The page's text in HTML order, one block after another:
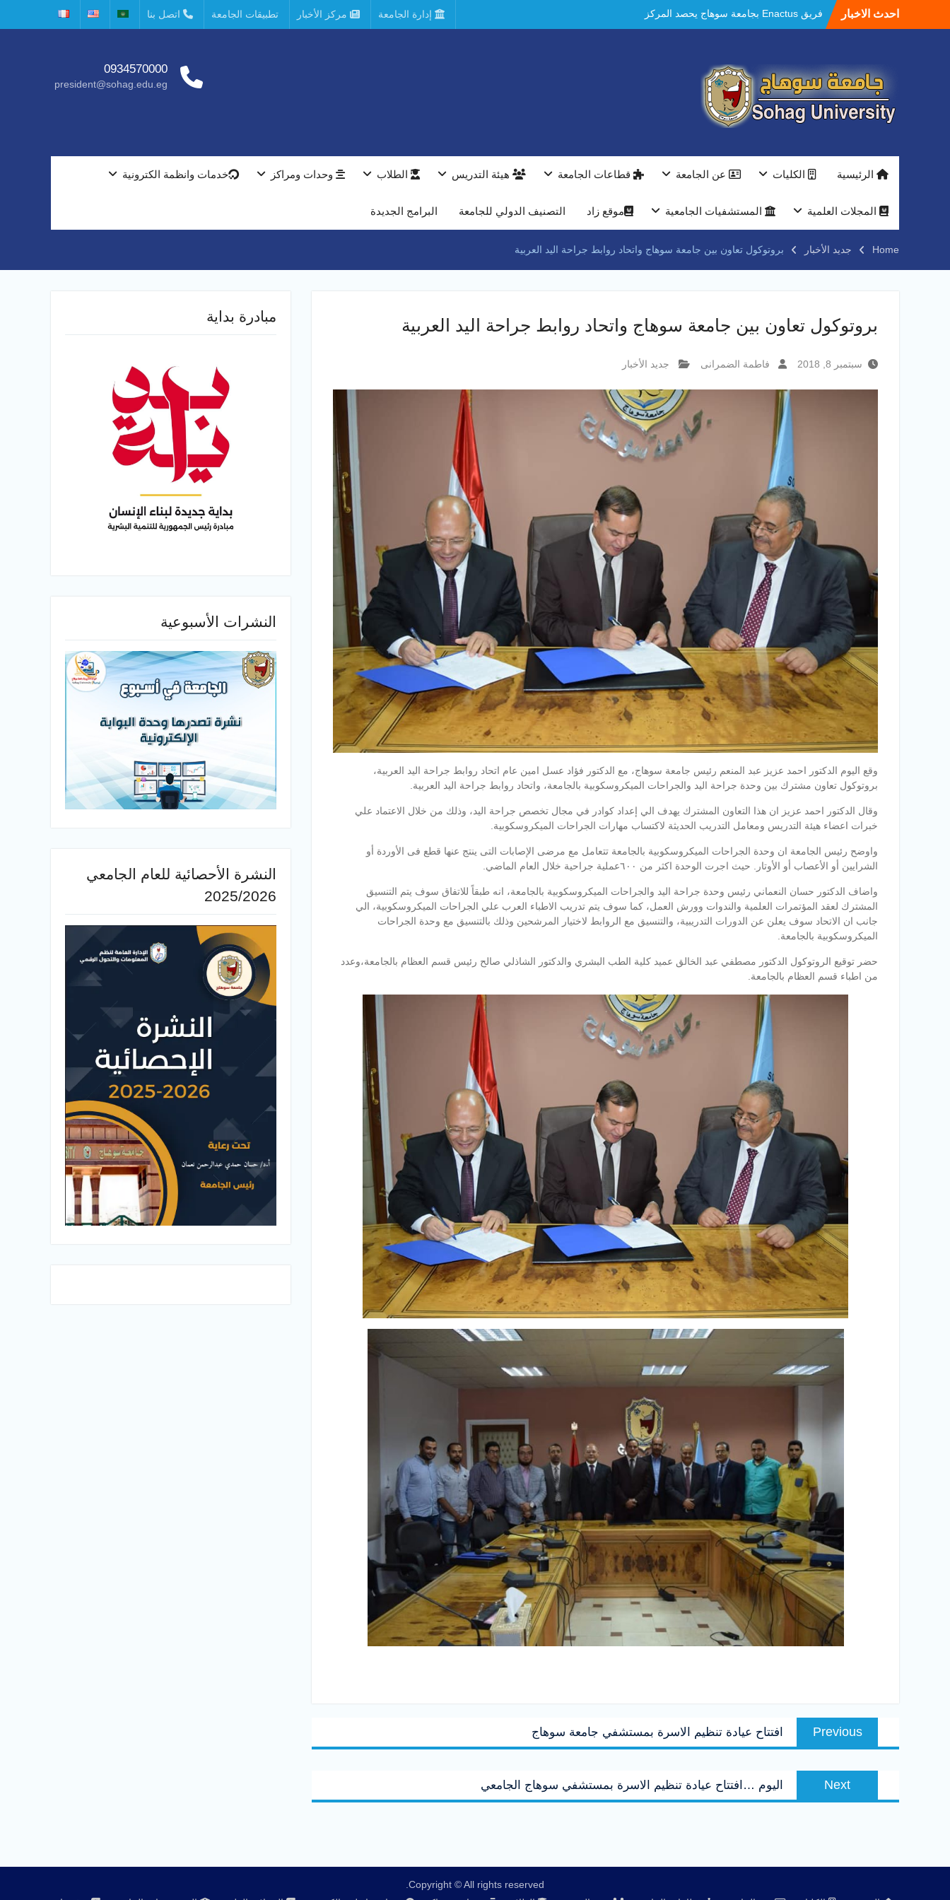
احدث الاخبار
فريق Enactus بجامعة سوهاج يحصد المركز
الاول في الابتكار وتمكين المراة والمركز الثاني
مستشفيات سوهاج الجامعية تحقق إنجازًا طبيًا
جديدًا و تنجح في علاج 3 حالات أكالازيا بتقنية
POEM دون جراحة .
النعماني يلتقي بمدير امن سوهاج الجديد لتقديم
بمعرض الاكاديمية العسكريه علي هامش
النعماني والمدير التنفيذي لشركة وادي النيل
جامعة سوهاج تفتح أبوابها لطلاب الثانوية العامة
إدارة الجامعة مركز الأخبار تطبيقات الجامعة اتصل بنا
0934570000
president@sohag.edu.eg
الرئيسية الكليات عن الجامعة قطاعات الجامعة هيئة التدريس الطلاب وحدات ومراكز خدمات وانظمة الكترونية
المجلات العلمية المستشفيات الجامعية موقع زاد التصنيف الدولي للجامعة البرامج الجديدة
Home جديد الأخبار بروتوكول تعاون بين جامعة سوهاج واتحاد روابط جراحة اليد العربية
بروتوكول تعاون بين جامعة سوهاج واتحاد روابط جراحة اليد العربية
سبتمبر 8, 2018 فاطمة الضمرانى جديد الأخبار
وقع اليوم الدكتور احمد عزيز عبد المنعم رئيس جامعة سوهاج، مع الدكتور فؤاد عسل امين عام اتحاد روابط جراحة اليد العربية،
بروتوكول تعاون مشترك بين وحدة جراحة اليد والجراحات الميكروسكوبية بالجامعة، واتحاد روابط جراحة اليد العربية.
وقال الدكتور احمد عزيز ان هذا التعاون المشترك يهدف الي إعداد كوادر في مجال تخصص جراحة اليد، وذلك من خلال الاعتماد علي
خبرات اعضاء هيئة التدريس ومعامل التدريب الحديثة لاكتساب مهارات الجراحات الميكروسكوبية.
واوضح رئيس الجامعة ان وحدة الجراحات الميكروسكوبية بالجامعة تتعامل مع مرضى الإصابات التى ينتج عنها قطع فى الأوردة أو
الشرايين أو الأعصاب أو الأوتار. حيث اجرت الوحدة اكثر من ٦٠٠عملية جراحية خلال العام الماضي.
واضاف الدكتور حسان النعماني رئيس وحدة جراحة اليد والجراحات الميكروسكوبية بالجامعة، انه طبقاً للاتفاق سوف يتم التنسيق
المشترك لعقد المؤتمرات العلمية والندوات وورش العمل، كما سوف يتم تدريب الاطباء العرب علي الجراحات الميكروسكوبية، الي
جانب ان الاتحاد سوف يعلن عن الدورات التدريبية، والتنسيق مع الروابط لاختيار المرشحين وذلك بالتنسيق مع وحدة الجراحات
الميكروسكوبية بالجامعة.
حضر توقيع الروتوكول الدكتور مصطفي عبد الخالق عميد كلية الطب البشري والدكتور الشاذلي صالح رئيس قسم العظام بالجامعة،وعدد
من اطباء قسم العظام بالجامعة.
تصفّح
المقالاتPrevious
Previous
post:
افتتاح عيادة تنظيم الاسرة بمستشفي جامعة سوهاج
Next
Next
post:
اليوم …افتتاح عيادة تنظيم الاسرة بمستشفي سوهاج الجامعي
مبادرة بداية
النشرات الأسبوعية
النشرة الأحصائية للعام الجامعي
2025/2026
Copyright © All rights reserved.